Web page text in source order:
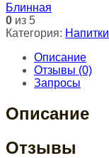
Блинная
0 из 5
Категория: Напитки
Описание
Отзывы (0)
Запросы
Описание
Отзывы